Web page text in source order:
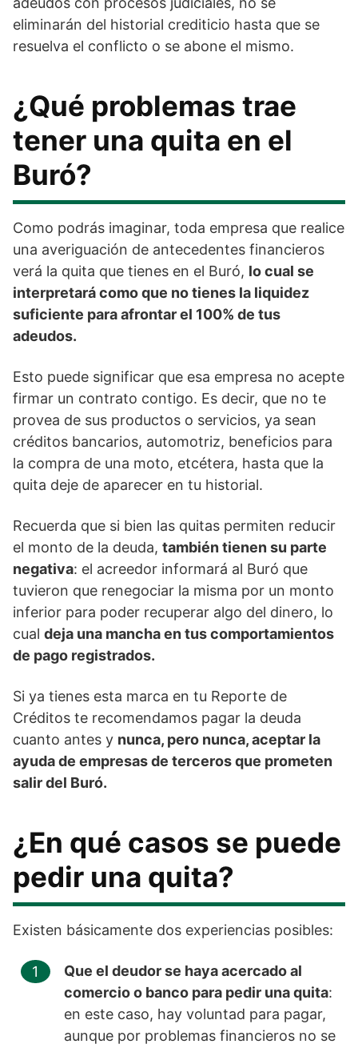
eliminarán del historial crediticio hasta que se
resuelva el conflicto o se abone el mismo.
¿Qué problemas trae
tener una quita en el
Buró?
Como podrás imaginar, toda empresa que realice
una averiguación de antecedentes financieros
verá la quita que tienes en el Buró, lo cual se
interpretará como que no tienes la liquidez
suficiente para afrontar el 100% de tus
adeudos.
Esto puede significar que esa empresa no acepte
firmar un contrato contigo. Es decir, que no te
provea de sus productos o servicios, ya sean
créditos bancarios, automotriz, beneficios para
la compra de una moto, etcétera, hasta que la
quita deje de aparecer en tu historial.
Recuerda que si bien las quitas permiten reducir
el monto de la deuda, también tienen su parte
negativa: el acreedor informará al Buró que
tuvieron que renegociar la misma por un monto
inferior para poder recuperar algo del dinero, lo
cual deja una mancha en tus comportamientos
de pago registrados.
Si ya tienes esta marca en tu Reporte de
Créditos te recomendamos pagar la deuda
cuanto antes y nunca, pero nunca, aceptar la
ayuda de empresas de terceros que prometen
salir del Buró.
¿En qué casos se puede
pedir una quita?
Existen básicamente dos experiencias posibles:
Que el deudor se haya acercado al
comercio o banco para pedir una quita:
en este caso, hay voluntad para pagar,
aunque por problemas financieros no se